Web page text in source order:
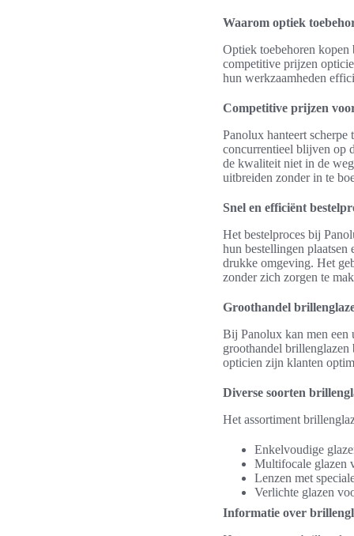
Waarom optiek
Optiek toebehoren
competitive prijzen
hun werkzaamheden
Competitive prijzen
Panolux hanteert scherpe
concurrentieel blijven op
de kwaliteit niet in de
uitbreiden zonder in te
Snel en efficiënt
Het bestelproces bij
hun bestellingen
drukke omgeving. Het
zonder zich zorgen te
Groothandel
Bij Panolux kan men een
groothandel brillenglazen
opticien zijn klanten
Diverse soorten
Het assortiment
Enkelvoudige
Multifocale glazen
Lenzen met
Verlichte glazen
Informatie over